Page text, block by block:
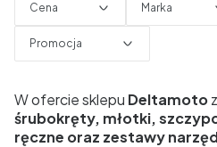
Cena Marka
Promocja
W ofercie sklepu Deltamoto
śrubokręty, młotki,
ręczne oraz zestawy